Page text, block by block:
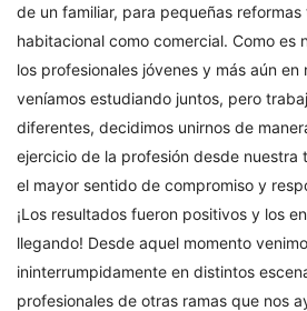
de un familiar, para pequeñas
habitacional como comercial. Como es
los profesionales jóvenes y más aún en
veníamos estudiando juntos, pero
diferentes, decidimos unirnos de
ejercicio de la profesión desde nuestra
el mayor sentido de compromiso y
¡Los resultados fueron positivos y los
llegando! Desde aquel momento
ininterrumpidamente en distintos
profesionales de otras ramas que nos